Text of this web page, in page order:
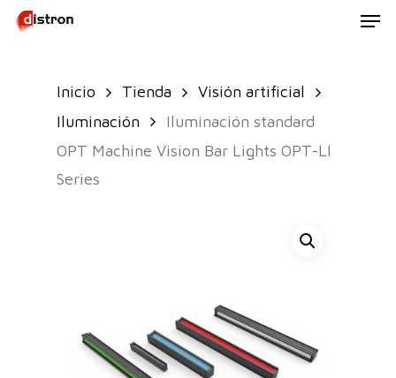
Skip
Inicio Tienda
Visión artificial
Iluminación
Iluminación standard
OPT Machine Vision Bar Lights OPT-LI
Series